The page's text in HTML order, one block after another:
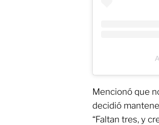
Mencionó que
decidió
“Faltan tres, y